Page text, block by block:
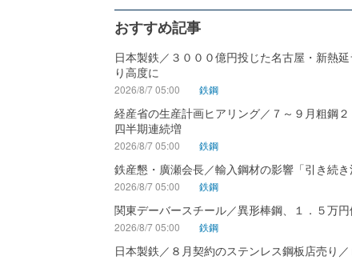
おすすめ記事
日本製鉄／３０００億円投じた名古屋・新熱
り高度に
2026/8/7 05:00 鉄鋼
経産省の生産計画ヒアリング／７～９月粗鋼
四半期連続増
2026/8/7 05:00 鉄鋼
鉄産懇・廣瀬会長／輸入鋼材の影響「引き続き
2026/8/7 05:00 鉄鋼
関東デーバースチール／異形棒鋼、１．５万
2026/8/7 05:00 鉄鋼
日本製鉄／８月契約のステンレス鋼板店売り